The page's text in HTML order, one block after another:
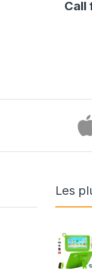
Call
Les